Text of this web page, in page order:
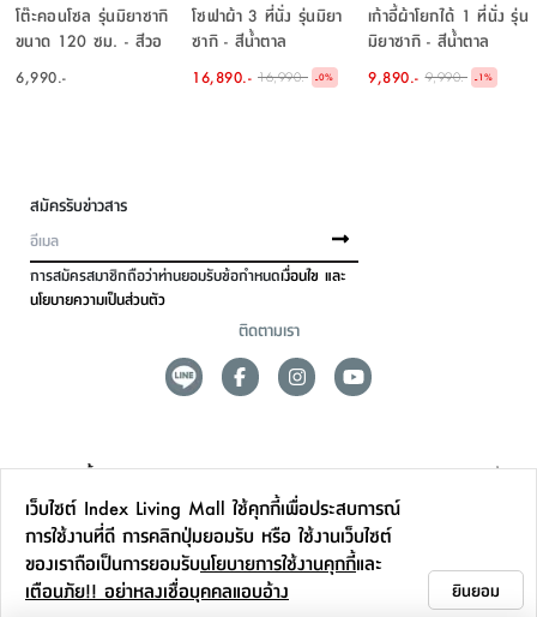
โต๊ะคอนโซล รุ่นมิยาซากิ
ขนาด 120 ซม. - สีวอ
ลนัท
6,990.-
โซฟาผ้า 3 ที่นั่ง รุ่นมิยา
ซากิ - สีน้ำตาล
16,890.- 16,990.- -0%
เก้าอี้ผ้าโยกได้ 1 ที่นั่ง รุ่น
มิยาซากิ - สีน้ำตาล
9,890.- 9,990.- -1%
สมัครรับข่าวสาร
การสมัครสมาชิกถือว่าท่านยอมรับข้อกำหนดเงื่อนไข และ
นโยบายความเป็นส่วนตัว
ติดตามเรา
ดูแลลูกค้า
สาขาและการบริการ
ข้อมูลเพิ่มเติม
เว็บไซต์ Index Living Mall ใช้คุกกี้เพื่อประสบการณ์
การใช้งานที่ดี การคลิกปุ่มยอมรับ หรือ ใช้งานเว็บไซต์
ของเราถือเป็นการยอมรับนโยบายการใช้งานคุกกี้และ
เตือนภัย!! อย่าหลงเชื่อบุคคลแอบอ้าง
ยินยอม